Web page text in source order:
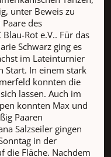
unter Beweis zu
des
Rot e.V.. Für das
Schwarz ging es
im Lateinturnier
Start. In einem stark
konnten die
lassen. Auch im
konnten Max und
Paaren
Salzseiler gingen
in der
die Fläche. Nachdem